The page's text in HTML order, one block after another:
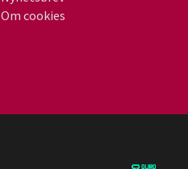
Om cookies